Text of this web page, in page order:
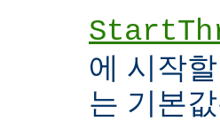
에 시작
는 기본